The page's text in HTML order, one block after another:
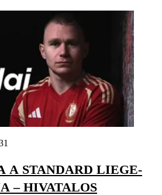
A STANDARD LIEGE-
– HIVATALOS